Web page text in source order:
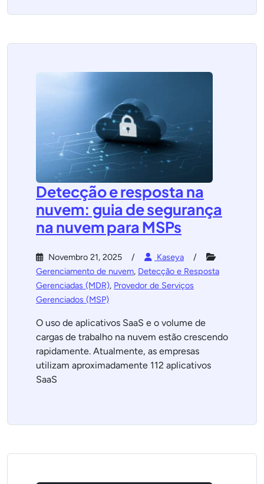
Detecção e resposta na
nuvem: guia de segurança
na nuvem para MSPs
Novembro 21, 2025
Kaseya
Gerenciamento de nuvem, Detecção e Resposta
Gerenciadas (MDR), Provedor de Serviços
Gerenciados (MSP)
O uso de aplicativos SaaS e o volume de
cargas de trabalho na nuvem estão crescendo
rapidamente. Atualmente, as empresas
utilizam aproximadamente 112 aplicativos
SaaS